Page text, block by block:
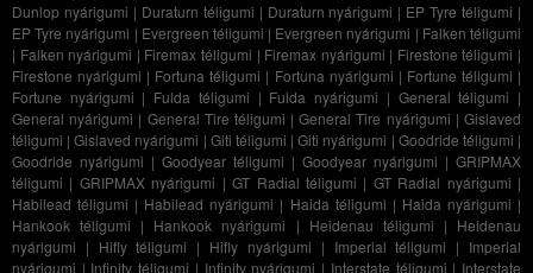
Dunlop nyárigumi | Duraturn téligumi | Duraturn nyárigumi | EP Tyre téligumi |
EP Tyre nyárigumi | Evergreen téligumi | Evergreen nyárigumi | Falken téligumi
| Falken nyárigumi | Firemax téligumi | Firemax nyárigumi | Firestone téligumi |
Firestone nyárigumi | Fortuna téligumi | Fortuna nyárigumi | Fortune téligumi |
Fortune nyárigumi | Fulda téligumi | Fulda nyárigumi | General téligumi |
General nyárigumi | General Tire téligumi |General Tire nyárigumi |Gislaved
téligumi |Gislaved nyárigumi | Giti téligumi |Giti nyárigumi | Goodride téligumi |
Goodride nyárigumi | Goodyear téligumi | Goodyear nyárigumi | GRIPMAX
téligumi | GRIPMAX nyárigumi |GT Radial téligumi | GT Radial nyárigumi |
Habilead téligumi | Habilead nyárigumi | Haida téligumi | Haida nyárigumi |
Hankook téligumi | Hankook nyárigumi | Heidenau téligumi | Heidenau
nyárigumi | Hifly téligumi | Hifly nyárigumi | Imperial téligumi | Imperial
nyárigumi | Infinity téligumi | Infinity nyárigumi | Interstate téligumi | Interstate